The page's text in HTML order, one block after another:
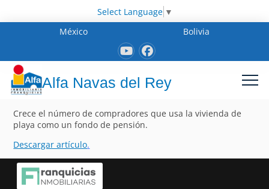
Select Language ▼
México
Bolivia
Alfa Navas del Rey
Crece el número de compradores que usa la vivienda de
playa como un fondo de pensión.
Descargar artículo.